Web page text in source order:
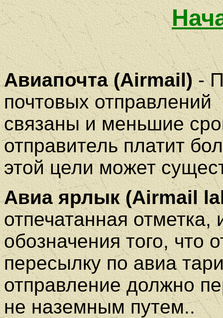
Авиапочта (Airmail)-
почтовых
связаны и меньшие
отправитель платит
этой цели может
Авиа ярлык (Airmail
отпечатанная отметка,
обозначения того, что
пересылку по авиа
отправление должно
не наземным путем..